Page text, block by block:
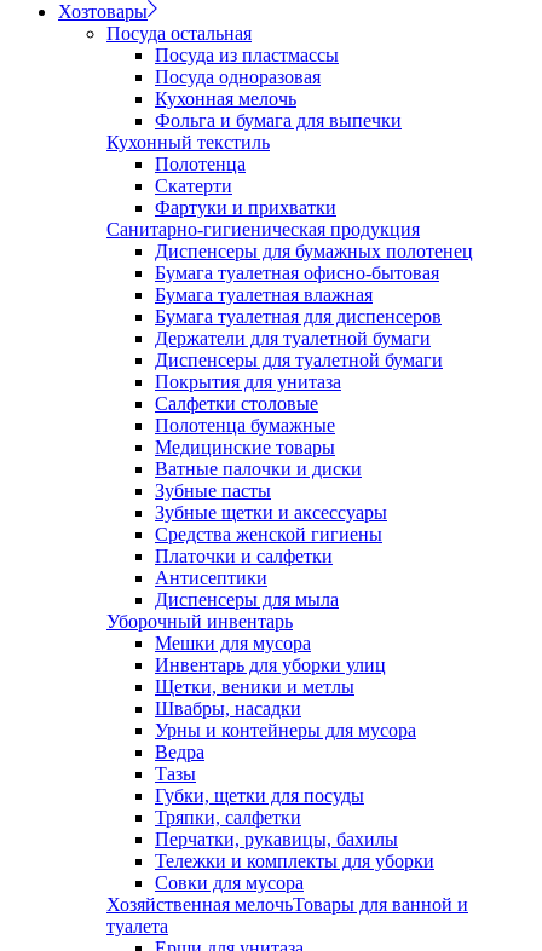
Хозтовары
Посуда остальная
Посуда из пластмассы
Посуда одноразовая
Кухонная мелочь
Фольга и бумага для выпечки
Кухонный текстиль
Полотенца
Скатерти
Фартуки и прихватки
Санитарно-гигиеническая продукция
Диспенсеры для бумажных полотенец
Бумага туалетная офисно-бытовая
Бумага туалетная влажная
Бумага туалетная для диспенсеров
Держатели для туалетной бумаги
Диспенсеры для туалетной бумаги
Покрытия для унитаза
Салфетки столовые
Полотенца бумажные
Медицинские товары
Ватные палочки и диски
Зубные пасты
Зубные щетки и аксессуары
Средства женской гигиены
Платочки и салфетки
Антисептики
Диспенсеры для мыла
Уборочный инвентарь
Мешки для мусора
Инвентарь для уборки улиц
Щетки, веники и метлы
Швабры, насадки
Урны и контейнеры для мусора
Ведра
Тазы
Губки, щетки для посуды
Тряпки, салфетки
Перчатки, рукавицы, бахилы
Тележки и комплекты для уборки
Совки для мусора
Хозяйственная мелочьТовары для ванной и
туалета